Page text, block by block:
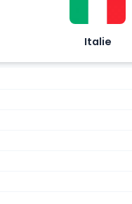
Italie